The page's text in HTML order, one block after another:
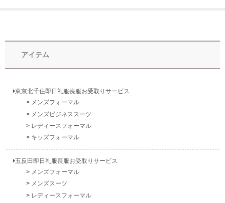
アイテム
東京北千住即日礼服喪服お受取りサービス
メンズフォーマル
メンズビジネススーツ
レディースフォーマル
キッズフォーマル
五反田即日礼服喪服お受取りサービス
メンズフォーマル
メンズスーツ
レディースフォーマル